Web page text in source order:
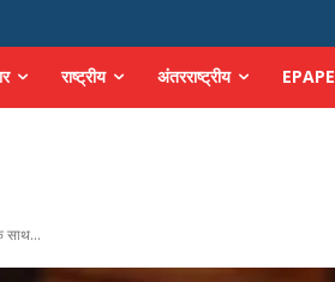
राष्ट्रीय अंतरराष्ट्रीय
साथ...